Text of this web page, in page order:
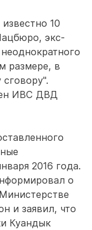
10
экс-
размере, в
ИВС ДВД
2016 года.
о
и заявил, что
Куандык